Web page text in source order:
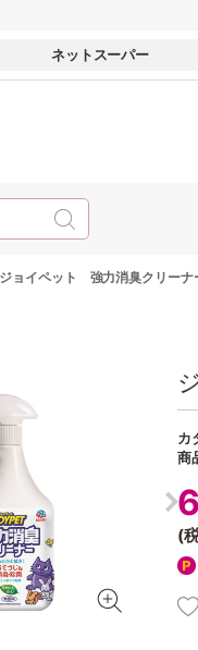
ネットスーパー
ジョイペット 強力消臭クリー
カ
商
(